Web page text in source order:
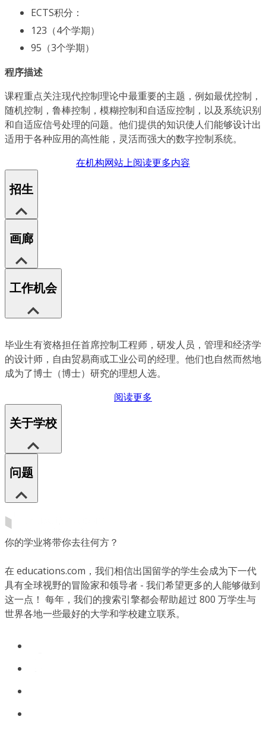
ECTS积分：
123（4个学期）
95（3个学期）
程序描述
课程重点关注现代控制理论中最重要的主题，例如最优控制，
随机控制，鲁棒控制，模糊控制和自适应控制，以及系统识别
和自适应信号处理的问题。他们提供的知识使人们能够设计出
适用于各种应用的高性能，灵活而强大的数字控制系统。
在机构网站上阅读更多内容
招生
画廊
工作机会
毕业生有资格担任首席控制工程师，研发人员，管理和经济学
的设计师，自由贸易商或工业公司的经理。他们也自然而然地
成为了博士（博士）研究的理想人选。
阅读更多
关于学校
问题
你的学业将带你去往何方？
在 educations.com，我们相信出国留学的学生会成为下一代
具有全球视野的冒险家和领导者 - 我们希望更多的人能够做到
这一点！ 每年，我们的搜索引擎都会帮助超过 800 万学生与
世界各地一些最好的大学和学校建立联系。